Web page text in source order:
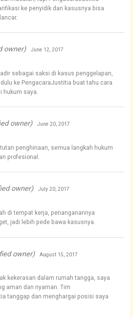
ke penyidik dan kasusnya bisa
owner) June 12, 2017
sebagai saksi di kasus penggelapan,
ke PengacaraJustitia buat tahu cara
hukum saya.
owner) June 20, 2017
penghinaan, semua langkah hukum
profesional.
owner) July 20, 2017
di tempat kerja, penanganannya
jadi lebih pede bawa kasusnya.
owner) August 15, 2017
kekerasan dalam rumah tangga, saya
aman dan nyaman. Tim
tanggap dan menghargai posisi saya